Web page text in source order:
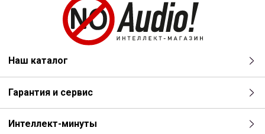
Наш каталог
Гарантия и сервис
Интеллект-минуты